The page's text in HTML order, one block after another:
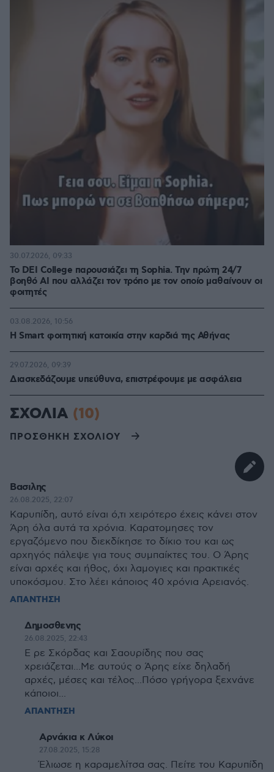
Το DEI College παρουσιάζει τη Sophia. Την πρώτη 24/7
βοηθό AI που αλλάζει τον τρόπο με τον οποίο μαθαίνουν οι
φοιτητές
30.07.2026, 09:33
Η Smart φοιτητική κατοικία στην καρδιά της Αθήνας
03.08.2026, 10:56
Διασκεδάζουμε υπεύθυνα, επιστρέφουμε με ασφάλεια
29.07.2026, 09:39
ΣΧΟΛΙΑ (10)
ΠΡΟΣΘΗΚΗ ΣΧΟΛΙΟΥ
Βασιλης
26.08.2025, 22:07
Καρυπίδη, αυτό είναι ό,τι χειρότερο έχεις κάνει στον
Άρη όλα αυτά τα χρόνια. Καρατομησες τον
εργαζόμενο που διεκδίκησε το δίκιο του και ως
αρχηγός πάλεψε για τους συμπαίκτες του. Ο Άρης
είναι αρχές και ήθος, όχι λαμογιες και πρακτικές
υποκόσμου. Στο λέει κάποιος 40 χρόνια Αρειανός.
ΑΠΑΝΤΗΣΗ
Δημοσθενης
26.08.2025, 22:43
Ε ρε Σκόρδας και Σαουρίδης που σας
χρειάζεται...Με αυτούς ο Άρης είχε δηλαδή
αρχές, μέσες και τέλος...Πόσο γρήγορα ξεχνάνε
κάποιοι...
ΑΠΑΝΤΗΣΗ
Αρνάκια κ Λύκοι
27.08.2025, 15:28
Έλιωσε η καραμελίτσα σας. Πείτε του Καρυπίδη